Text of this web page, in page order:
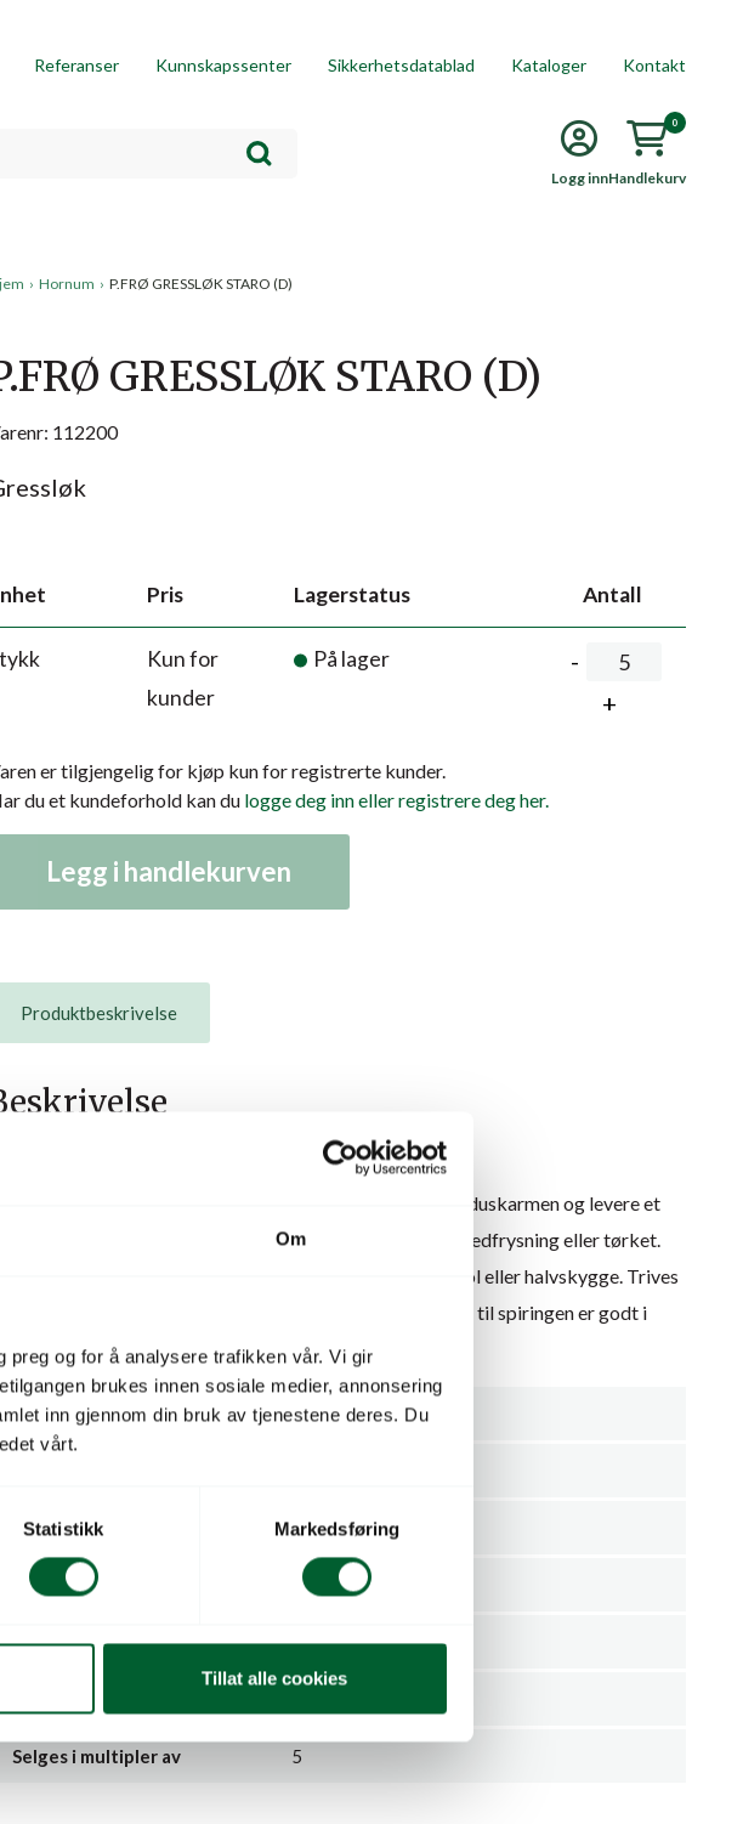
Om
preg og for å analysere trafikken vår. Vi gir
brukes innen sosiale medier, annonsering
inn gjennom din bruk av tjenestene deres. Du
vårt.
Statistikk Markedsføring
Tillat alle cookies
Referanser Kunnskapssenter Sikkerhetsdatablad Kataloger Kontakt
Logg innHandlekurv
0
› Hornum › P.FRØ GRESSLØK STARO (D)
GRESSLØK STARO (D)
112200
Pris Lagerstatus Antall
Kun for
kunder
På lager
er tilgjengelig for kjøp kun for registrerte kunder.
du et kundeforhold kan du logge deg inn eller registrere deg her.
Legg i handlekurven
Produktbeskrivelse
Gressløk er uunnværlig i urtehaven. Sorten kan dyrkes i vinduskarmen og levere et
friskt, grønt dryss hele vinteren. Kan anvendes frisk, etter nedfrysning eller tørket.
Anbefales å gjødsle 2-3 gange i sesongen. Plasseres i full sol eller halvskygge. Trives
i humusrik, kalkholdig jord. Etter såing holdes jorden fuktig til spiringen er godt i
Priskategori D
Latinsk navn Allium schoenoprasum
Sortsnavn Staro
Salgsenhet Stykk
Selges i multipler av 5